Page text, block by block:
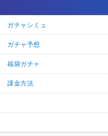
ガチャシミュ
ガチャ予想
福袋ガチャ
課金方法